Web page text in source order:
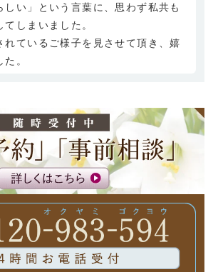
しい」という言葉に、思わず私共も
てしまいました。
れているご様子を見させて頂き、嬉
。